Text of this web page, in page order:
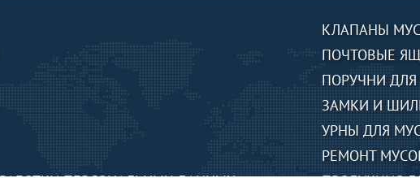
КЛАПАНЫ
ПОЧТОВЫЕ
ПОРУЧНИ ДЛЯ
ЗАМКИ И
УРНЫ ДЛЯ
РЕМОНТ